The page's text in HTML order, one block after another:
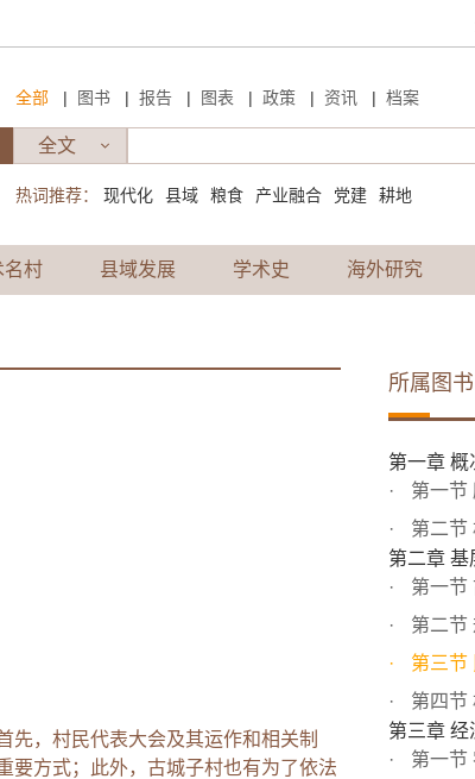
全部 | 图书 | 报告 | 图表 | 政策 | 资讯 | 档案
热词推荐： 现代化 县域 粮食 产业融合 党建 耕地
名村 县域发展 学术史 海外研究
先，村民代表大会及其运作和相关制
要方式；此外，古城子村也有为了依法
所属图
第一章 概
第一节
第二节
第二章 基
第一节
第二节
第三节
第四节
第三章 经
第一节